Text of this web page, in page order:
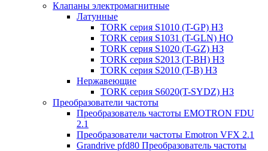
Клапаны электромагнитные
Латунные
TORK серия S1010 (T-GP) НЗ
TORK серия S1031 (T-GLN) НО
TORK серия S1020 (T-GZ) НЗ
TORK серия S2013 (T-BH) НЗ
TORK серия S2010 (T-B) НЗ
Нержавеющие
TORK серия S6020(T-SYDZ) НЗ
Преобразователи частоты
Преобразователь частоты EMOTRON FDU
2.1
Преобразователи частоты Emotron VFX 2.1
Grandrive pfd80 Преобразователь частоты